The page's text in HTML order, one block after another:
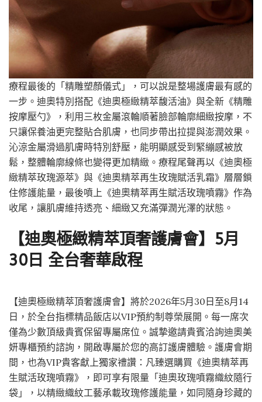
療程最後的「精雕塑顏儀式」，可以說是整場護膚最有感的
一步。迪奧特別搭配《迪奧極緻精萃馥活油》與全新《精雕
按摩壓勺》，利用三枚金屬滾輪順著臉部輪廓細緻按摩，不
只讓保養油更完整貼合肌膚，也同步帶出拉提與澎潤效果。
沁涼金屬滑過肌膚時特別舒壓，能明顯感受到緊繃感被放
鬆，整體輪廓線條也變得更加精緻。療程尾聲再以《迪奧極
緻精萃玫瑰源萃》與《迪奧精萃再生玫瑰賦活乳霜》層層鎖
住修護能量，最後噴上《迪奧精萃再生賦活玫瑰噴霧》作為
收尾，讓肌膚維持透亮、細緻又充滿彈潤光澤的狀態。
【迪奧極緻精萃頂奢護膚會】5月
30日 全台奢華啟程
【迪奧極緻精萃頂奢護膚會】將於2026年5月30日至8月14
日，於全台指標精品飯店以VIP預約制尊榮展開。每一席次
僅為少數頂級貴賓保留專屬席位。誠摯邀請貴賓洽詢迪奧美
妍專櫃預約諮詢，開啟專屬於您的高訂護膚體驗。護膚會期
間，也為VIP貴客獻上獨家禮讚：凡臻選購買《迪奧精萃再
生賦活玫瑰噴霧》，即可享有限量「迪奧玫瑰噴霧織紋隨行
袋」，以精緻織紋工藝承載玫瑰修護能量，如同隨身珍藏的